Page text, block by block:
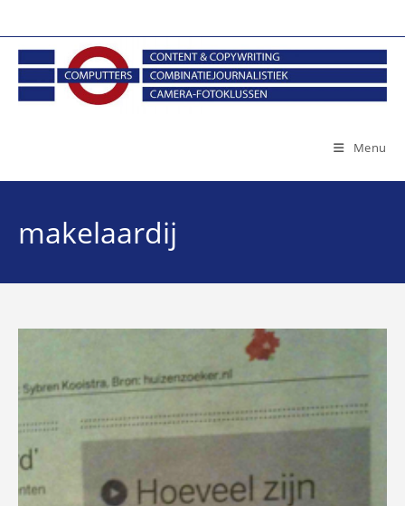
naar
inhoud
Menu
makelaardij